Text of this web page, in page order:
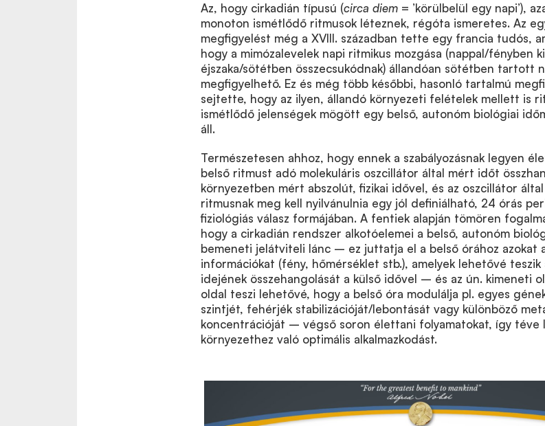
Az, hogy cirkadián típusú (circa diem = ’körülbelül egy napi’),
monoton ismétlődő ritmusok léteznek, régóta ismeretes. Az
megfigyelést még a XVIII. században tette egy francia tudós,
hogy a mimózalevelek napi ritmikus mozgása (nappal/fényben
éjszaka/sötétben összecsukódnak) állandóan sötétben tartott
megfigyelhető. Ez és még több későbbi, hasonló tartalmú
sejtette, hogy az ilyen, állandó környezeti felételek mellett is
ismétlődő jelenségek mögött egy belső, autonóm biológiai
áll.
Természetesen ahhoz, hogy ennek a szabályozásnak legyen
belső ritmust adó molekuláris oszcillátor által mért időt
környezetben mért abszolút, fizikai idővel, és az oszcillátor
ritmusnak meg kell nyilvánulnia egy jól definiálható, 24 órás
fiziológiás válasz formájában. A fentiek alapján tömören
hogy a cirkadián rendszer alkotóelemei a belső, autonóm
bemeneti jelátviteli lánc – ez juttatja el a belső órához azokat
információkat (fény, hőmérséklet stb.), amelyek lehetővé teszik
idejének összehangolását a külső idővel – és az ún. kimeneti
oldal teszi lehetővé, hogy a belső óra modulálja pl. egyes
szintjét, fehérjék stabilizációját/lebontását vagy különböző
koncentrációját – végső soron élettani folyamatokat, így téve
környezethez való optimális alkalmazkodást.